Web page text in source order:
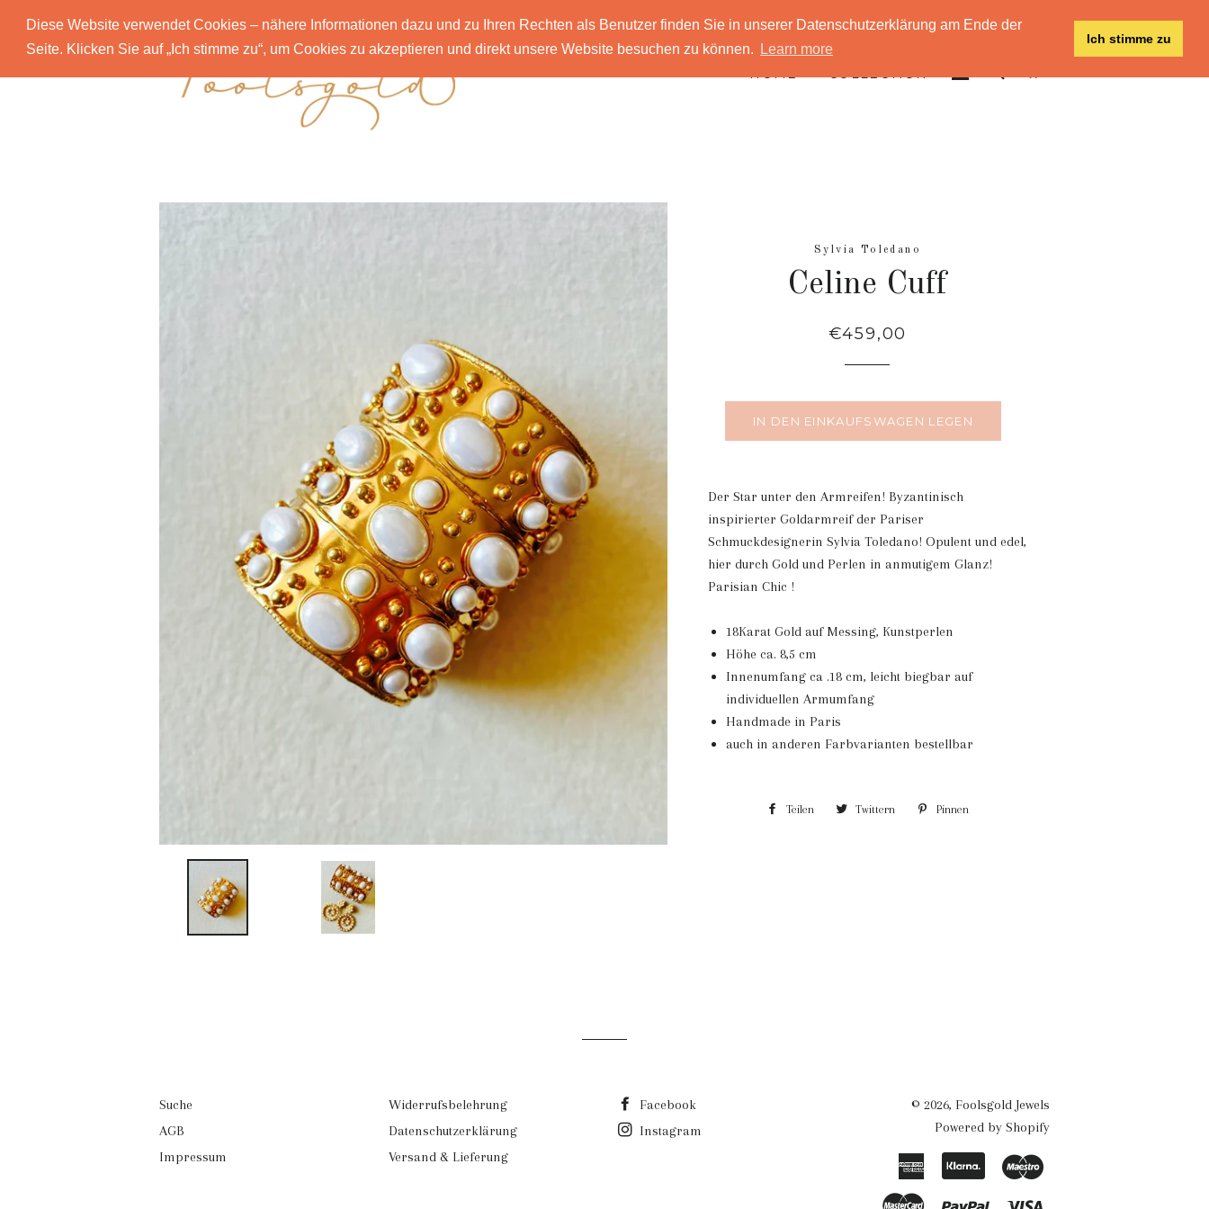
Diese Website verwendet Cookies – nähere Informationen dazu und zu Ihren Rechten als Benutzer finden Sie in unserer Datenschutzerklärung am Ende der
Seite. Klicken Sie auf „Ich stimme zu“, um Cookies zu akzeptieren und direkt unsere Website besuchen zu können.
Learn more
Ich stimme zu
HOME COLLECTION
Sylvia Toledano
Celine Cuff
Normaler
€459,00
IN DEN EINKAUFSWAGEN LEGEN
Der Star unter den Armreifen! Byzantinisch
inspirierter Goldarmreif der Pariser
Schmuckdesignerin Sylvia Toledano! Opulent und edel,
hier durch Gold und Perlen in anmutigem Glanz!
Parisian Chic !
18Karat Gold auf Messing, Kunstperlen
Höhe ca. 8,5 cm
Innenumfang ca .18 cm, leicht biegbar auf
individuellen Armumfang
Handmade in Paris
auch in anderen Farbvarianten bestellbar
Teilen Auf Twittern Auf Pinnen
Suche
AGB
Impressum
Widerrufsbelehrung
Datenschutzerklärung
Versand & Lieferung
Facebook
Instagram
© 2026, Foolsgold Jewels
Powered by Shopify
American
Klarna Maestro
Master Paypal